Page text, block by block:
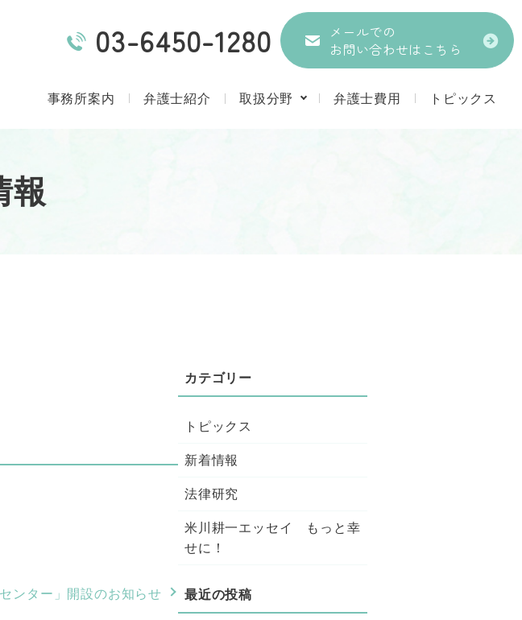
事務所案内 弁護士紹介 取扱分野 弁護士費用 トピックス
03-6450-1280
メールでの
お問い合わせはこちら
報
ンター」開設のお知らせ
トピックス
新着情報
法律研究
米川耕一エッセイ もっと幸
せに！